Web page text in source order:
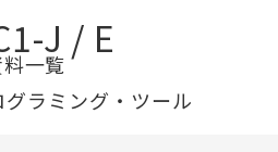
J / E
一覧
ラミング・ツール